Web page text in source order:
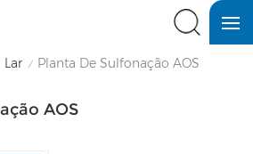
Lar / Planta De Sulfonação AOS
AOS